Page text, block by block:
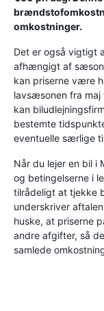
omkostninger.
Det er også vigtigt
afhængigt af
kan priserne være
lavsæsonen fra
kan
bestemte
eventuelle særlige
Når du lejer en bil
og betingelserne i
tilrådeligt at tjekke
underskriver
huske, at priserne
andre afgifter, så
samlede